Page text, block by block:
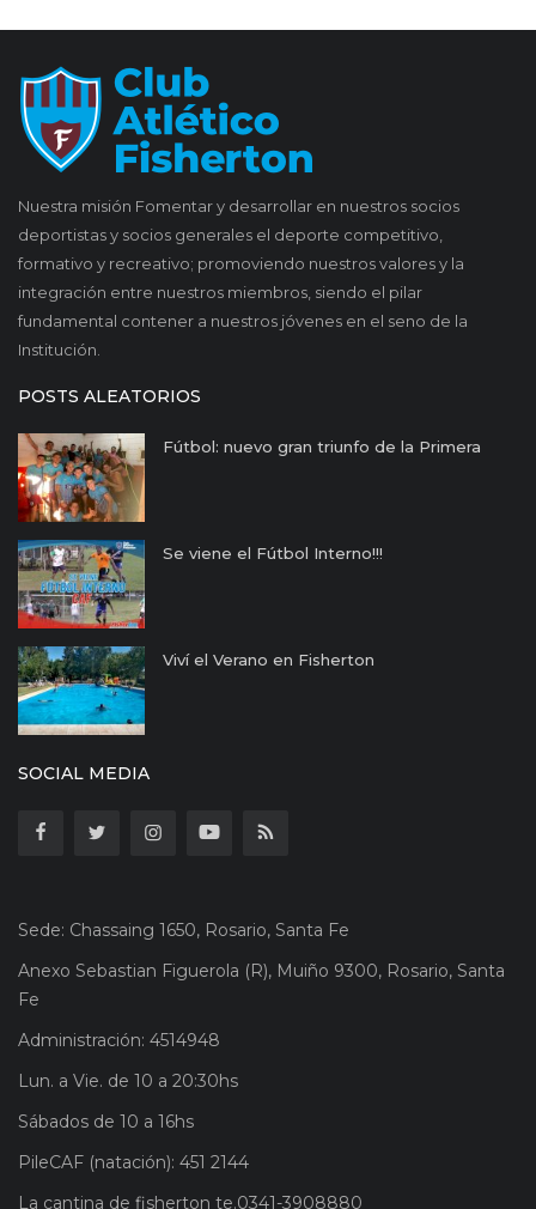
Nuestra misión Fomentar y desarrollar en nuestros socios
deportistas y socios generales el deporte competitivo,
formativo y recreativo; promoviendo nuestros valores y la
integración entre nuestros miembros, siendo el pilar
fundamental contener a nuestros jóvenes en el seno de la
Institución.
POSTS ALEATORIOS
Fútbol: nuevo gran triunfo de la Primera
Se viene el Fútbol Interno!!!
Viví el Verano en Fisherton
SOCIAL MEDIA
Sede: Chassaing 1650, Rosario, Santa Fe
Anexo Sebastian Figuerola (R), Muiño 9300, Rosario, Santa
Fe
Administración: 4514948
Lun. a Vie. de 10 a 20:30hs
Sábados de 10 a 16hs
PileCAF (natación): 451 2144
La cantina de fisherton te.0341-3908880